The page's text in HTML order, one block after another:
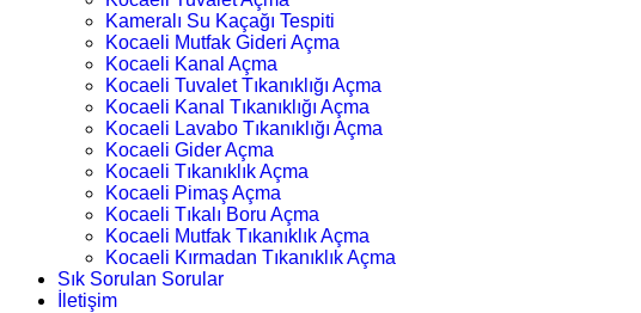
Kameralı Su Kaçağı Tespiti
Kocaeli Mutfak Gideri Açma
Kocaeli Kanal Açma
Kocaeli Tuvalet Tıkanıklığı Açma
Kocaeli Kanal Tıkanıklığı Açma
Kocaeli Lavabo Tıkanıklığı Açma
Kocaeli Gider Açma
Kocaeli Tıkanıklık Açma
Kocaeli Pimaş Açma
Kocaeli Tıkalı Boru Açma
Kocaeli Mutfak Tıkanıklık Açma
Kocaeli Kırmadan Tıkanıklık Açma
Sık Sorulan Sorular
İletişim